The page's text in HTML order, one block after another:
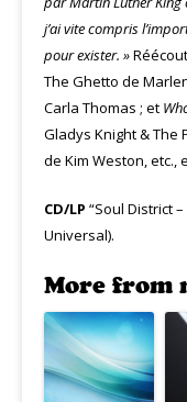
j’ai vite compris
pour exister. »
The Ghetto de
Carla Thomas ; et
Gladys Knight & The
de Kim Weston, etc.,
CD/LP “Soul District
Universal).
More from